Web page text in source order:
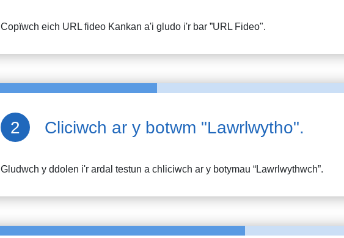
Copïwch eich URL fideo Kankan a'i gludo i'r bar ”URL Fideo".
Cliciwch ar y botwm "Lawrlwytho".
Gludwch y ddolen i'r ardal testun a chliciwch ar y botymau “Lawrlwythwch”.